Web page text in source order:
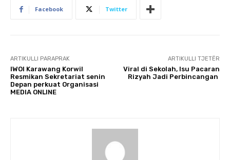
Facebook Twitter
ARTIKULLI PARAPRAK
IWOI Karawang Korwil
Resmikan Sekretariat senin
Depan perkuat Organisasi
MEDIA ONLINE
ARTIKULLI TJETËR
Viral di Sekolah, Isu Pacaran
Rizyah Jadi Perbincangan